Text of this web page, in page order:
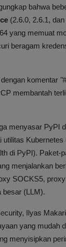
bahwa
(2.6.0, 2.6.1,
yang memuat
beragam
komentar
membantah
menyasar PyPI
Kubernetes
di PyPI). Paket-
menjalankan
SOCKS5,
besar (LLM).
Ilyas
yang mudah
menyisipkan